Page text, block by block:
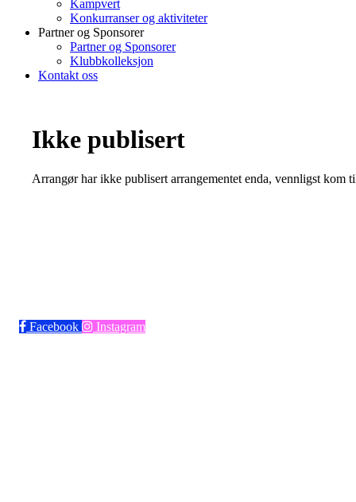
Kampvert
Konkurranser og aktiviteter
Partner og Sponsorer
Partner og Sponsorer
Klubbkolleksjon
Kontakt oss
Ikke publisert
Arrangør har ikke publisert arrangementet enda, vennligst kom
Facebook Instagram